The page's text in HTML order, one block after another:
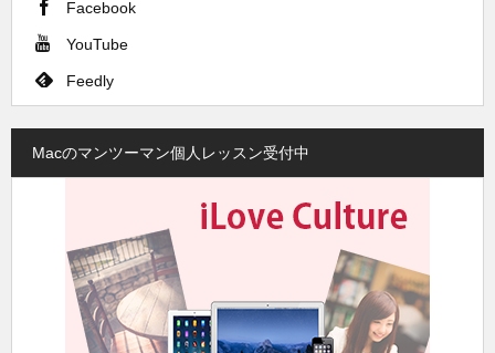
Facebook
YouTube
Feedly
Macのマンツーマン個人レッスン受付中